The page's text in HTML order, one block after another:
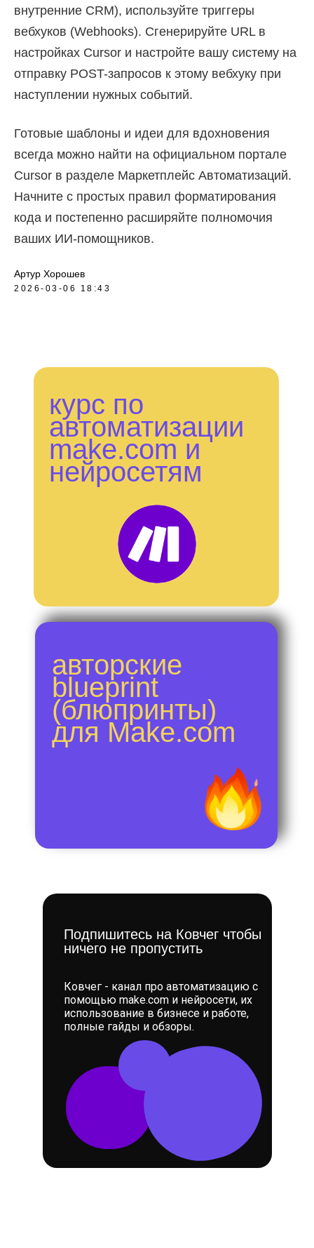
внутренние CRM), используйте триггеры
вебхуков (Webhooks). Сгенерируйте URL в
настройках Cursor и настройте вашу систему на
отправку POST-запросов к этому вебхуку при
наступлении нужных событий.
Готовые шаблоны и идеи для вдохновения
всегда можно найти на официальном портале
Cursor в разделе Маркетплейс Автоматизаций.
Начните с простых правил форматирования
кода и постепенно расширяйте полномочия
ваших ИИ-помощников.
Артур Хорошев
2026-03-06 18:43
авторские
blueprint
(блюпринты)
для Make.com
курс по
автоматизации
make.com и
нейросетям
Подпишитесь на Ковчег чтобы
ничего не пропустить
Ковчег - канал про автоматизацию с
помощью make.com и нейросети, их
использование в бизнесе и работе,
полные гайды и обзоры.